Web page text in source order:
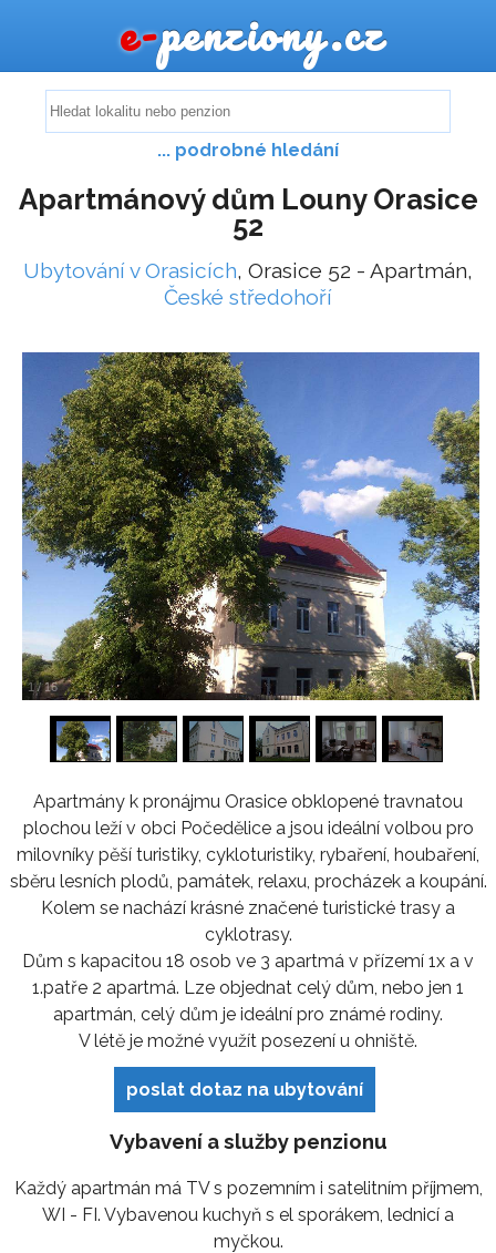
e-penziony.cz
... podrobné hledání
Apartmánový dům Louny Orasice
52
Ubytování v Orasicích, Orasice 52 - Apartmán,
České středohoří
1/16
Apartmány k pronájmu Orasice obklopené travnatou
plochou leží v obci Počedělice a jsou ideální volbou pro
milovníky pěší turistiky, cykloturistiky, rybaření, houbaření,
sběru lesních plodů, památek, relaxu, procházek a koupání.
Kolem se nachází krásné značené turistické trasy a
cyklotrasy.
Dům s kapacitou 18 osob ve 3 apartmá v přízemí 1x a v
1.patře 2 apartmá. Lze objednat celý dům, nebo jen 1
apartmán, celý dům je ideální pro známé rodiny.
V létě je možné využít posezení u ohniště.
poslat dotaz na ubytování
Vybavení a služby penzionu
Každý apartmán má TV s pozemním i satelitním příjmem,
WI - FI. Vybavenou kuchyň s el sporákem, lednicí a
myčkou.